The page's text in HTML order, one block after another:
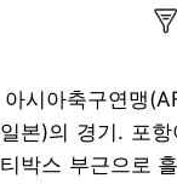
시아축구연맹
본)의 경기. 포
박스 부근으로